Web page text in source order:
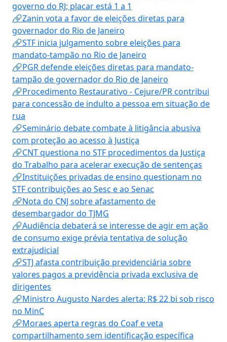
governo do RJ; placar está 1 a 1
🔗Zanin vota a favor de eleições diretas para
governador do Rio de Janeiro
🔗STF inicia julgamento sobre eleições para
mandato-tampão no Rio de Janeiro
🔗PGR defende eleições diretas para mandato-
tampão de governador do Rio de Janeiro
🔗Procedimento Restaurativo - Cejure/PR contribui
para concessão de indulto a pessoa em situação de
rua
🔗Seminário debate combate à litigância abusiva
com proteção ao acesso à Justiça
🔗CNT questiona no STF procedimentos da Justiça
do Trabalho para acelerar execução de sentenças
🔗Instituições privadas de ensino questionam no
STF contribuições ao Sesc e ao Senac
🔗Nota do CNJ sobre afastamento de
desembargador do TJMG
🔗Audiência debaterá se interesse de agir em ação
de consumo exige prévia tentativa de solução
extrajudicial
🔗STJ afasta contribuição previdenciária sobre
valores pagos a previdência privada exclusiva de
dirigentes
🔗Ministro Augusto Nardes alerta: R$ 22 bi sob risco
no MinC
🔗Moraes aperta regras do Coaf e veta
compartilhamento sem identificação específica